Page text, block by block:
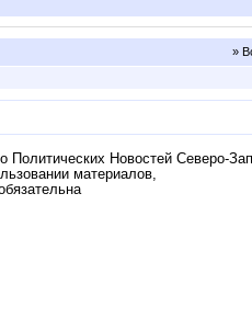
»
Политических Новостей Северо-
материалов,